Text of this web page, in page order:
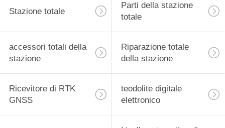
Stazione totale
Parti della stazione
totale
accessori totali della
stazione
Riparazione totale
della stazione
Ricevitore di RTK
GNSS
teodolite digitale
elettronico